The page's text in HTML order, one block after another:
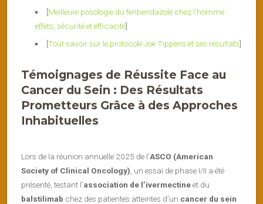
[Meilleure posologie du fenbendazole chez l’homme :
effets, sécurité et efficacité]
[Tout savoir sur le protocole Joe Tippens et ses résultats]
Témoignages de Réussite Face au
Cancer du Sein : Des Résultats
Prometteurs Grâce à des Approches
Inhabituelles
Lors de la réunion annuelle 2025 de l’ASCO (American
Society of Clinical Oncology) , un essai de phase I/II a été
présenté, testant l’association de l’ivermectineet du
balstilimab chez des patientes atteintes d’un cancer du sein